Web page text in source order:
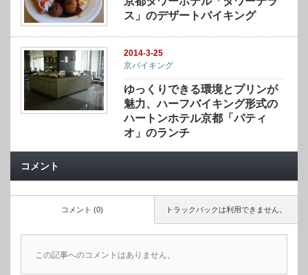
ス」のデザートバイキング
2014-3-25
京バイキング
ゆっくりできる環境とプリンが
魅力、ハーフバイキング形式の
ハートンホテル京都「パティ
オ」のランチ
コメント
トラックバックは利用できません。
コメント (0)
この記事へのコメントはありません。